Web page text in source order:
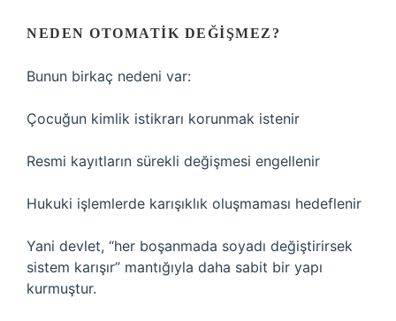
NEDEN OTOMATIK DEĞIŞMEZ?
Bunun birkaç nedeni var:
Çocuğun kimlik istikrarı korunmak istenir
Resmi kayıtların sürekli değişmesi engellenir
Hukuki işlemlerde karışıklık oluşmaması hedeflenir
Yani devlet, “her boşanmada soyadı değiştirirsek
sistem karışır” mantığıyla daha sabit bir yapı
kurmuştur.